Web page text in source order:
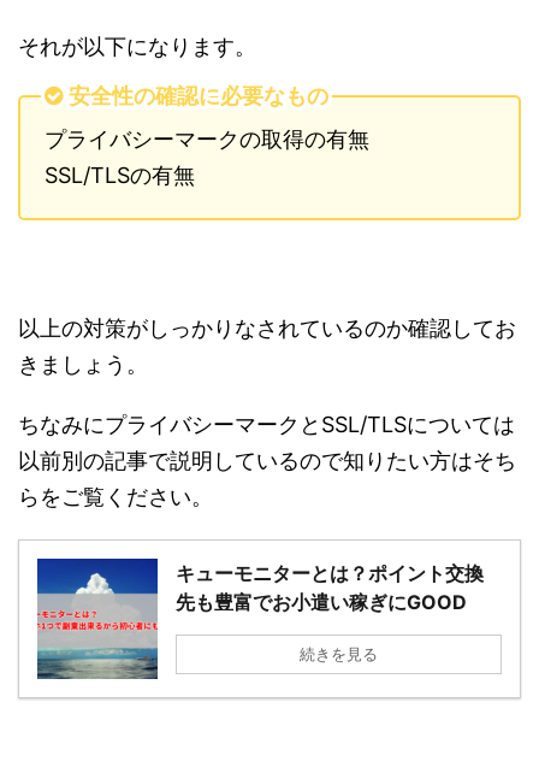
それが以下になります。
安全性の確認に必要なもの
プライバシーマークの取得の有無
SSL/TLSの有無
以上の対策がしっかりなされているのか確認してお
きましょう。
ちなみにプライバシーマークとSSL/TLSについては
以前別の記事で説明しているので知りたい方はそち
らをご覧ください。
キューモニターとは？ポイント交換
先も豊富でお小遣い稼ぎにGOOD
続きを見る